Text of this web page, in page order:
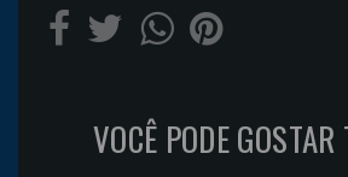
VOCÊ PODE